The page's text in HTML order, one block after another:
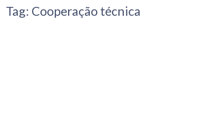
Tag: Cooperação técnica